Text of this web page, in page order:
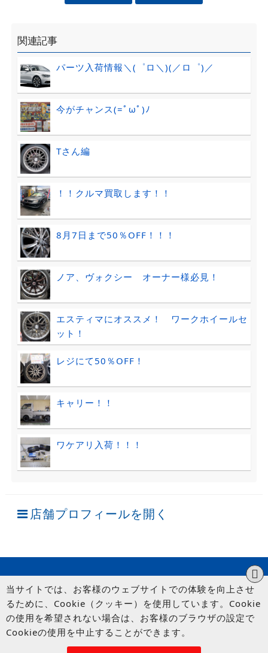
関連記事
パーツ入荷情報＼(゜ロ＼)(／ロ゜)／
今がチャンス(=ﾟωﾟ)ﾉ
Tさん編
！！クルマ買取します！！
8月7日まで50％OFF！！！
ノア、ヴォクシー オーナー様必見！
エスティマにオススメ！ ワークホイールセ
ット！
レジにて50％OFF！
キャリー！！
ワケアリ入荷！！！
店舗プロフィールを開く
© UP GARAGE GROUP Co., Ltd.
当サイトでは、お客様のウェブサイトでの体験を向上させ
るために、Cookie（クッキー）を使用しています。Cookie
の使用を希望されない場合は、お客様のブラウザの設定で
Cookieの使用を中止することができます。